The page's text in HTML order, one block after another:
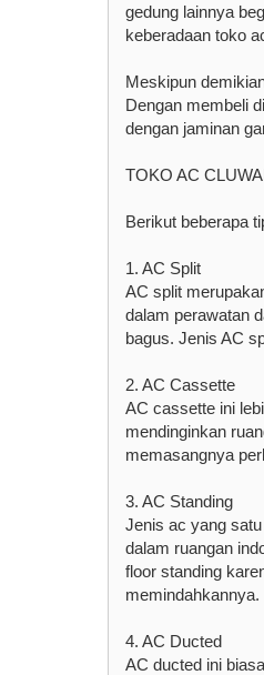
gedung lainnya
keberadaan toko
Meskipun
Dengan membeli
dengan jaminan
TOKO AC
Berikut beberapa
1. AC Split
AC split
dalam perawatan
bagus. Jenis AC
2. AC Cassette
AC cassette ini
mendinginkan
memasangnya
3. AC Standing
Jenis ac yang
dalam ruangan
floor standing
memindahkannya.
4. AC Ducted
AC ducted ini